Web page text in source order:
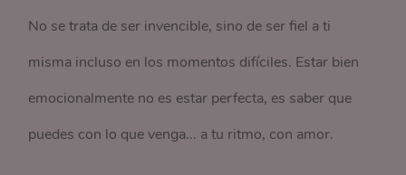
No se trata de ser invencible, sino de ser fiel a ti
misma incluso en los momentos difíciles. Estar bien
emocionalmente no es estar perfecta, es saber que
puedes con lo que venga... a tu ritmo, con amor.